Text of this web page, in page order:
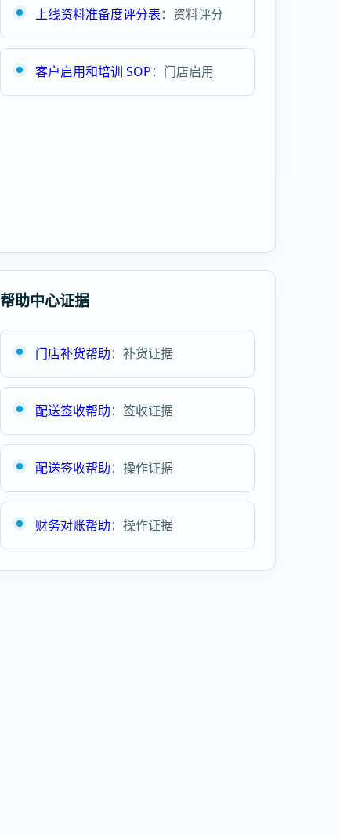
上线资料准备度评分表：资料评分
客户启用和培训 SOP：门店启用
帮助中心证据
门店补货帮助：补货证据
配送签收帮助：签收证据
配送签收帮助：操作证据
财务对账帮助：操作证据